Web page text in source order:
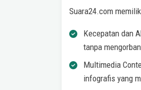
Suara24.com
Kecepatan dan
tanpa
Multimedia
infografis yang